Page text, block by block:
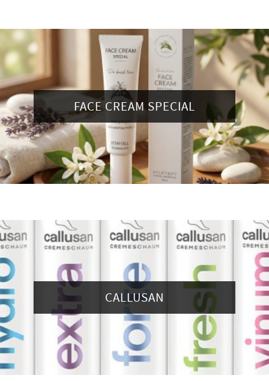
FACE CREAM SPECIAL
CALLUSAN